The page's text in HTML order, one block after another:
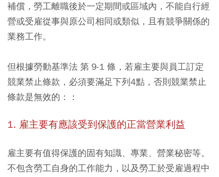
補償，勞工離職後於一定期間或區域內，不能自行經
營或受雇從事與原公司相同或類似，且有競爭關係的
業務工作。
但根據勞動基準法 第 9-1 條，若雇主要與員工訂定
競業禁止條款，必須要滿足下列4點，否則競業禁止
條款是無效的：：
1. 雇主要有應該受到保護的正當營業利益
雇主要有值得保護的固有知識、專業、營業秘密等。
不包含勞工自身的工作能力，以及勞工於受雇過程中